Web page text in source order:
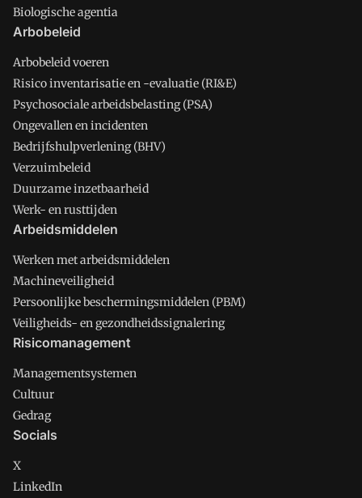
Biologische agentia
Arbobeleid
Arbobeleid voeren
Risico inventarisatie en -evaluatie (RI&E)
Psychosociale arbeidsbelasting (PSA)
Ongevallen en incidenten
Bedrijfshulpverlening (BHV)
Verzuimbeleid
Duurzame inzetbaarheid
Werk- en rusttijden
Arbeidsmiddelen
Werken met arbeidsmiddelen
Machineveiligheid
Persoonlijke beschermingsmiddelen (PBM)
Veiligheids- en gezondheidssignalering
Risicomanagement
Managementsystemen
Cultuur
Gedrag
Socials
X
LinkedIn